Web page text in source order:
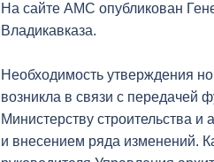
Основной вопрос повестки –
работы с семьями, детьми и
потреблению наркотических
имеющих на воспитании
Открывая заседание Вячеслав
На сайте АМС опубликован
Владикавказа.
Необходимость утверждения
возникла в связи с передачей
Министерству строительства
и внесением ряда изменений.